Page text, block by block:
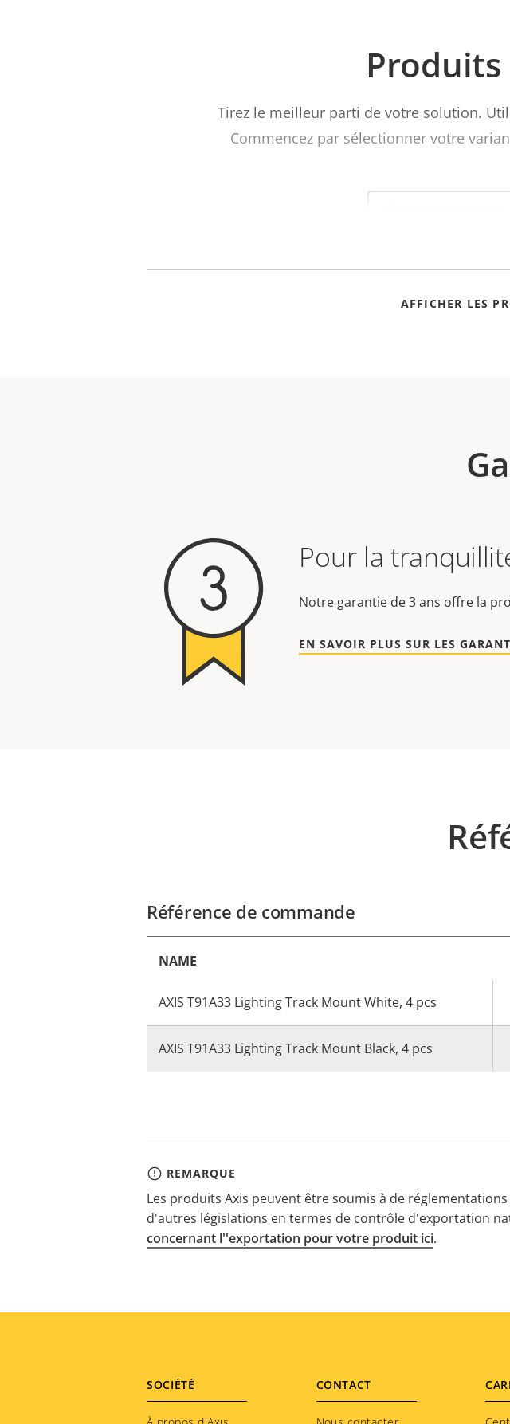
Tirez le meilleur parti de votre solution.
Commencez par sélectionner votre
Select
AFFICHER LES
Pour la
Notre garantie de 3 ans offre la
EN SAVOIR PLUS SUR LES
Référence de commande
NAME
AXIS T91A33 Lighting Track Mount White, 4 pcs
AXIS T91A33 Lighting Track Mount Black, 4 pcs
REMARQUE
Les produits Axis peuvent être soumis à de
d'autres législations en termes de contrôle d'exportation
concernant l''exportation pour votre produit ici.
Footer
SOCIÉTÉ CONTACT